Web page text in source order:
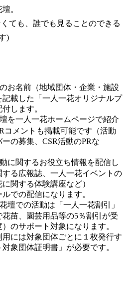
。
ても、誰でも見ることのできる
)
お名前（地域団体・企業・施設
記載した「一人一花オリジナルプ
します。
を一人一花ホームページで紹介
コメントも掲載可能です（活動
の募集、CSR活動のPRな
に関するお役立ち情報を配信し
する広報誌、一人一花イベントの
関する体験講座など）
での配信になります。
壇での活動は「一人一花割引」
花苗、園芸用品等の5％割引が受
のサポート対象になります。
には対象団体ごとに１枚発行す
象団体証明書」が必要です。